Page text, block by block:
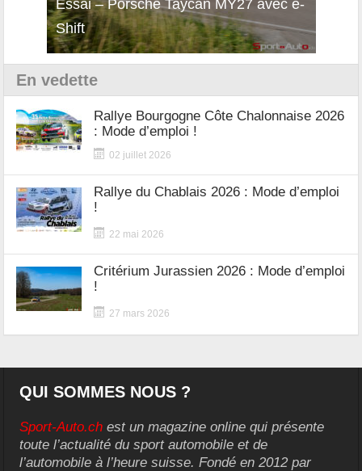
Essai – Porsche Taycan MY27 avec e-
Shift
En vedette
Rallye Bourgogne Côte Chalonnaise 2026
: Mode d’emploi !
02 juillet 2026
Rallye du Chablais 2026 : Mode d’emploi
!
22 mai 2026
Critérium Jurassien 2026 : Mode d’emploi
!
27 mars 2026
QUI SOMMES NOUS ?
Sport-Auto.ch est un magazine online qui présente
toute l’actualité du sport automobile et de
l’automobile à l’heure suisse. Fondé en 2012 par